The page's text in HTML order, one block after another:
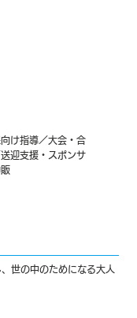
世の中のためになる大人
け指導／大会・合
迎支援・スポンサ